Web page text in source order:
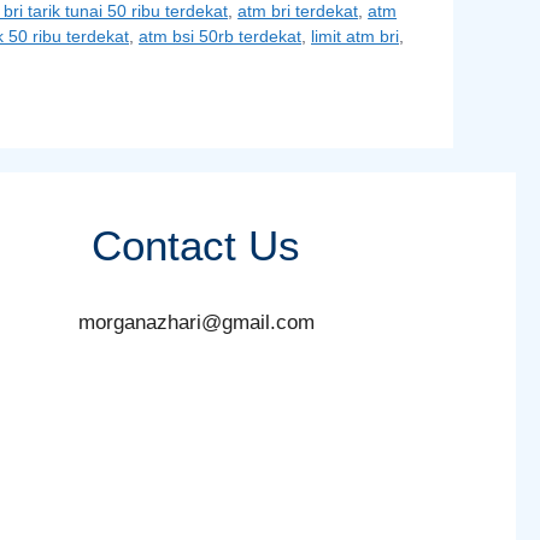
bri tarik tunai 50 ribu terdekat ,atm bri terdekat ,atm
50 ribu terdekat atm bsi 50rb terdekat limit atm bri
Contact Us
morganazhari@gmail.com